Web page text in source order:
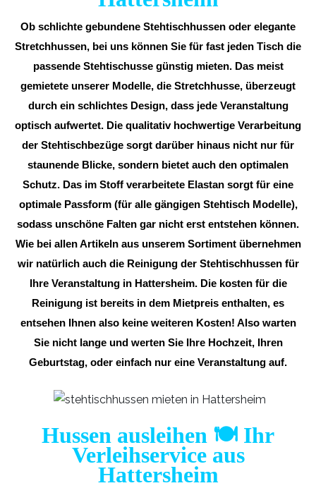
Ob schlichte gebundene Stehtischhussen oder elegante
Stretchhussen, bei uns können Sie für fast jeden Tisch die
passende Stehtischusse günstig mieten. Das meist
gemietete unserer Modelle, die Stretchhusse, überzeugt
durch ein schlichtes Design, dass jede Veranstaltung
optisch aufwertet. Die qualitativ hochwertige Verarbeitung
der Stehtischbezüge sorgt darüber hinaus nicht nur für
staunende Blicke, sondern bietet auch den optimalen
Schutz. Das im Stoff verarbeitete Elastan sorgt für eine
optimale Passform (für alle gängigen Stehtisch Modelle),
sodass unschöne Falten gar nicht erst entstehen können.
Wie bei allen Artikeln aus unserem Sortiment übernehmen
wir natürlich auch die Reinigung der Stehtischhussen für
Ihre Veranstaltung in Hattersheim. Die kosten für die
Reinigung ist bereits in dem Mietpreis enthalten, es
entsehen Ihnen also keine weiteren Kosten! Also warten
Sie nicht lange und werten Sie Ihre Hochzeit, Ihren
Geburtstag, oder einfach nur eine Veranstaltung auf.
Hussen ausleihen 🍽️ Ihr
Verleihservice aus
Hattersheim